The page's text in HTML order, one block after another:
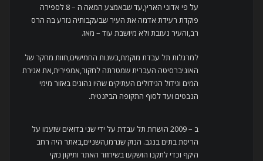
על פי אדוני הארץ,עד שבאמצע המאה ה – 8 לספירה
פוקדת רעידת אדמה את העיר שבעקבותיה נזרע בה הרס
רב,והעיר נעזבת ולא מיושבת עוד – מאז.
למרגלות תל עבדת מוקמת,בשנות החמישים,חוות מחקר של
האוניברסיטה העברית שמטרתה לחקור,אמפירית,את אגירת
המים וגידול הגידולים העתיקים שהיו נהוגים באזור מימי
הנבטים ועד לסוף התקופה הביזנטית.
ב – 2009 הושחת תל עבדת על ידי שני בדואים שזעמו על
הריסת בתים בנגב. הנזק שגרמו,השניים,באתר היה רחב
היקף וכדי לתקנו הושקעו בשיחזור האתר ותיקון נזקי